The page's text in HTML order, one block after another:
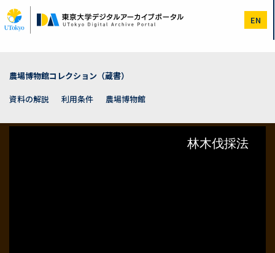
イ
ン
EN
農場博物館コレクション（蔵書）
資料の解説
利用条件 農場博物館